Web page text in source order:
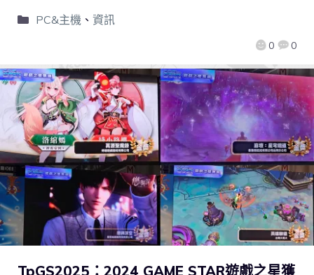
0 0
PC&主機、 資訊
TpGS2025：2024 GAME STAR遊戲之星獲